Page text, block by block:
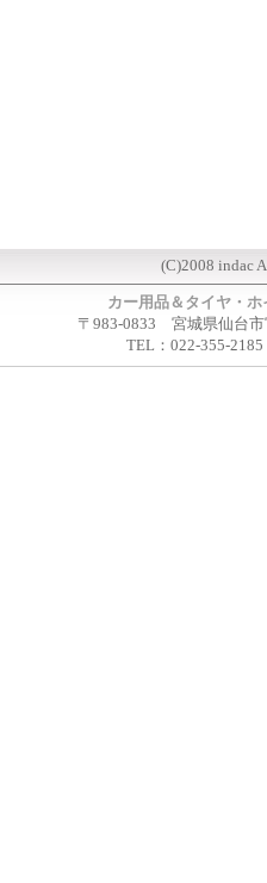
(C)2008 indac
カー用品＆タイヤ・
〒983-0833 宮城県仙台市
TEL：022-355-